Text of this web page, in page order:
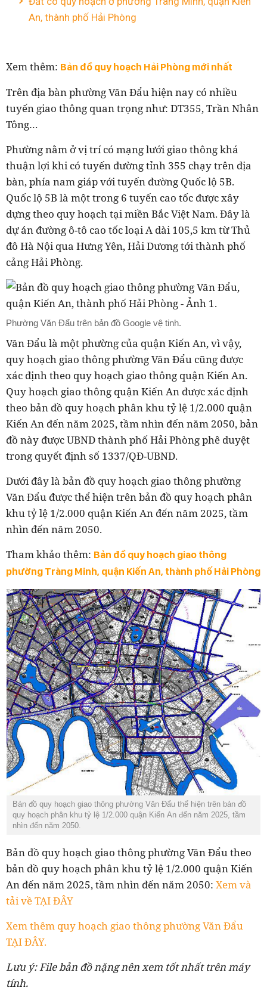
An, thành phố Hải Phòng
Xem thêm: Bản đồ quy hoạch Hải Phòng mới nhất
Trên địa bàn phường Văn Đẩu hiện nay có nhiều
tuyến giao thông quan trọng như: DT355, Trần Nhân
Tông…
Phường nằm ở vị trí có mạng lưới giao thông khá
thuận lợi khi có tuyến đường tỉnh 355 chạy trên địa
bàn, phía nam giáp với tuyến đường Quốc lộ 5B.
Quốc lộ 5B là một trong 6 tuyến cao tốc được xây
dựng theo quy hoạch tại miền Bắc Việt Nam. Đây là
dự án đường ô-tô cao tốc loại A dài 105,5 km từ Thủ
đô Hà Nội qua Hưng Yên, Hải Dương tới thành phố
cảng Hải Phòng.
Phường Văn Đẩu trên bản đồ Google vệ tinh.
Văn Đẩu là một phường của quận Kiến An, vì vậy,
quy hoạch giao thông phường Văn Đẩu cũng được
xác định theo quy hoạch giao thông quận Kiến An.
Quy hoạch giao thông quận Kiến An được xác định
theo bản đồ quy hoạch phân khu tỷ lệ 1/2.000 quận
Kiến An đến năm 2025, tầm nhìn đến năm 2050, bản
đồ này được UBND thành phố Hải Phòng phê duyệt
trong quyết định số 1337/QĐ-UBND.
Dưới đây là bản đồ quy hoạch giao thông phường
Văn Đẩu được thể hiện trên bản đồ quy hoạch phân
khu tỷ lệ 1/2.000 quận Kiến An đến năm 2025, tầm
nhìn đến năm 2050.
Tham khảo thêm: Bản đồ quy hoạch giao thông
phường Tràng Minh, quận Kiến An, thành phố Hải Phòng
Bản đồ quy hoạch giao thông phường Văn Đẩu thể hiện trên bản đồ
quy hoạch phân khu tỷ lệ 1/2.000 quận Kiến An đến năm 2025, tầm
nhìn đến năm 2050.
Bản đồ quy hoạch giao thông phường Văn Đẩu theo
bản đồ quy hoạch phân khu tỷ lệ 1/2.000 quận Kiến
An đến năm 2025, tầm nhìn đến năm 2050: Xem và
tải về TẠI ĐÂY
Xem thêm quy hoạch giao thông phường Văn Đẩu
TẠI ĐÂY.
Lưu ý: File bản đồ nặng nên xem tốt nhất trên máy
tính.